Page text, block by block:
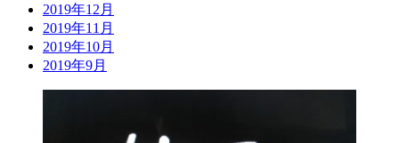
2019年12月
2019年11月
2019年10月
2019年9月